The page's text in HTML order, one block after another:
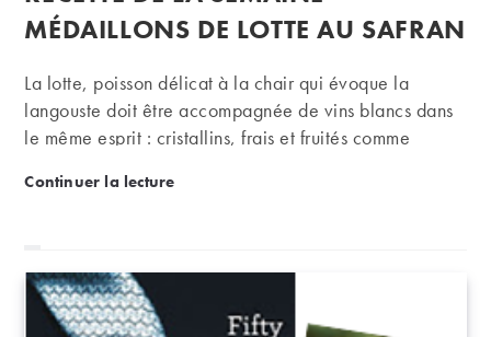
publication :
MÉDAILLONS DE LOTTE AU SAFRAN
La lotte, poisson délicat à la chair qui évoque la
langouste doit être accompagnée de vins blancs dans
le même esprit : cristallins, frais et fruités comme
recette où la chair du poisson reste moelleuse et
Continuer la lectureRecette de la semaine – Médaillons de lotte au